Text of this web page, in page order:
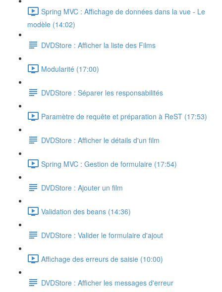
Spring MVC : Affichage de données dans la vue - Le
modèle (14:02)
DVDStore : Afficher la liste des Films
Modularité (17:00)
DVDStore : Séparer les responsabilités
Paramètre de requête et préparation à ReST (17:53)
DVDStore : Afficher le détails d'un film
Spring MVC : Gestion de formulaire (17:54)
DVDStore : Ajouter un film
Validation des beans (14:36)
DVDStore : Valider le formulaire d'ajout
Affichage des erreurs de saisie (10:00)
DVDStore : Afficher les messages d'erreur